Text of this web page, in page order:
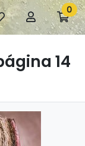
Mis
artículos
Mi
cuenta
Ir
a
0
14